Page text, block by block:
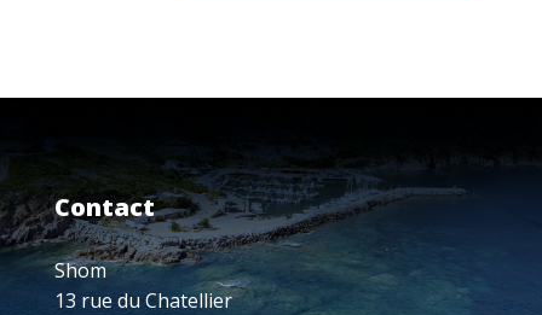
Contact
Shom
13 rue du Chatellier